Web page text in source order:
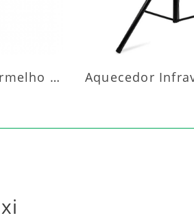
Aquecedor Infravermelho Parede